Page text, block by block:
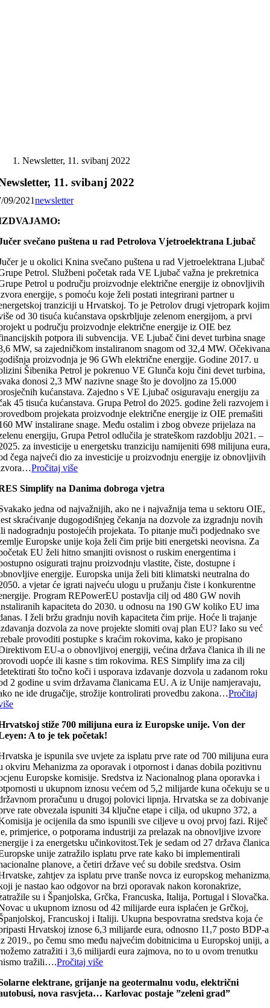
Newsletter, 11. svibanj 2022
11. svibanj 2022
09/2021newsletter
svečano puštena u rad Petrolova Vjetroelektrana Ljubač
je u okolici Knina svečano puštena u rad Vjetroelektrana Ljubač
Petrol. Službeni početak rada VE Ljubač važna je prekretnica
Petrol u području proizvodnje električne energije iz obnovljivih
energije, s pomoću koje želi postati integrirani partner u
tranziciji u Hrvatskoj. To je Petrolov drugi vjetropark kojim
od 30 tisuća kućanstava opskrbljuje zelenom energijom, a prvi
u području proizvodnje električne energije iz OIE bez
potpora ili subvencija. VE Ljubač čini devet turbina snage
MW, sa zajedničkom instaliranom snagom od 32,4 MW. Očekivana
proizvodnja je 96 GWh električne energije. Godine 2017. u
Šibenika Petrol je pokrenuo VE Glunča koju čini devet turbina,
donosi 2,3 MW nazivne snage što je dovoljno za 15.000
kućanstava. Zajedno s VE Ljubač osiguravaju energiju za
45 tisuća kućanstava. Grupa Petrol do 2025. godine želi razvojem i
projekata proizvodnje električne energije iz OIE premašiti
MW instalirane snage. Među ostalim i zbog obveze prijelaza na
energiju, Grupa Petrol odlučila je strateškom razdoblju 2021. –
za investicije u energetsku tranziciju namijeniti 698 milijuna eura,
čega najveći dio za investicije u proizvodnju energije iz obnovljivih
Pročitaj više
Simplify na Danima dobroga vjetra
jedna od najvažnijih, ako ne i najvažnija tema u sektoru OIE,
skraćivanje dugogodišnjeg čekanja na dozvole za izgradnju novih
nadogradnju postojećih projekata. To pitanje muči podjednako sve
Europske unije koja želi čim prije biti energetski neovisna. Za
EU želi hitno smanjiti ovisnost o ruskim energentima i
osigurati trajnu proizvodnju vlastite, čiste, dostupne i
energije. Europska unija želi biti klimatski neutralna do
a vjetar će igrati najveću ulogu u pružanju čiste i konkurentne
Program REPowerEU postavlja cilj od 480 GW novih
kapaciteta do 2030. u odnosu na 190 GW koliko EU ima
I želi bržu gradnju novih kapaciteta čim prije. Hoće li trajanje
dozvola za nove projekte slomiti ovaj plan EU? Iako su već
provoditi postupke s kraćim rokovima, kako je propisano
EU-a o obnovljivoj energiji, većina država članica ih ili ne
uopće ili kasne s tim rokovima. RES Simplify ima za cilj
što točno koči i usporava izdavanje dozvola u zadanom roku
2 godine u svim državama članicama EU. A iz Unije namjeravaju,
ne ide drugačije, strožije kontrolirati provedbu zakona…Pročitaj
stiže 700 milijuna eura iz Europske unije. Von der
A to je tek početak!
je ispunila sve uvjete za isplatu prve rate od 700 milijuna eura
okviru Mehanizma za oporavak i otpornost i danas dobila pozitivnu
Europske komisije. Sredstva iz Nacionalnog plana oporavka i
u ukupnom iznosu većem od 5,2 milijarde kuna očekuju se u
proračunu u drugoj polovici lipnja. Hrvatska se za dobivanje
rate obvezala ispuniti 34 ključne etape i cilja, od ukupno 372, a
je ocijenila da smo ispunili sve ciljeve u ovoj prvoj fazi. Riječ
primjerice, o potporama industriji za prelazak na obnovljive izvore
i za energetsku učinkovitost.Tek je sedam od 27 država članica
unije zatražilo isplatu prve rate kako bi implementirali
planove, a četiri države već su dobile sredstva. Osim
zahtjev za isplatu prve tranše novca iz europskog
je nastao kao odgovor na brzi oporavak nakon koronakrize,
su i Španjolska, Grčka, Francuska, Italija, Portugal i Slovačka.
u ukupnom iznosu od 42 milijarde eura isplaćen je Grčkoj,
Francuskoj i Italiji. Ukupna bespovratna sredstva koja će
Hrvatskoj iznose 6,3 milijarde eura, odnosno 11,7 posto BDP-a
2019., po čemu smo među najvećim dobitnicima u Europskoj uniji, a
zatražiti i 3,6 milijardi eura zajmova, no to u ovom trenutku
tražili….Pročitaj više
elektrane, grijanje na geotermalnu vodu, električni
nova rasvjeta… Karlovac postaje ”zeleni grad”